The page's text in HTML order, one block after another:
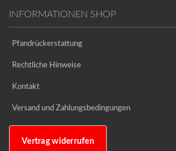
INFORMATIONEN SHOP
Pfandrückerstattung
Rechtliche Hinweise
Kontakt
Versand und Zahlungsbedingungen
Vertrag widerrufen